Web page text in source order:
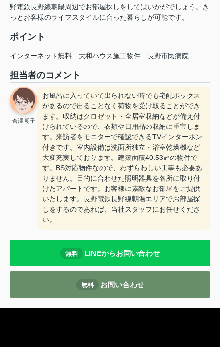
野電鉄長野線朝陽周辺でお部屋探しをしてはいかがでしょう。き
っとお客様のライフスタイルに合った暮らしが可能です。
ポイント
インターネット無料 大和ハウス施工物件 長野市民病院
担当者のコメント
倉澤 明子
お風呂に入っていて出られない時でも宅配ボックス
があるので出ることなく荷物を受け取ることができ
ます。収納はクロゼット・全居室収納などが備え付
けられているので、衣類や日用品の収納に重宝しま
す。来訪者をモニターで確認できるTVインターホン
付きです。室内設備は洗面所独立・浴室乾燥機など
大変充実しております。建築面積40.53㎡の物件で
す。BS対応物件なので、わずらわしい工事も必要あ
りません。目的に合わせた照明器具を各所に取り付
けたアパートです。お客様に素敵なお部屋をご提供
いたします。長野電鉄長野線朝陽エリアでお部屋探
しをするのであれば、当社スタッフにお任せくださ
い。
無料 LINEからお問い合わせ
無料 お問い合わせ